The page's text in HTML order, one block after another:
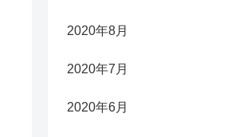
2020年8月
2020年7月
2020年6月